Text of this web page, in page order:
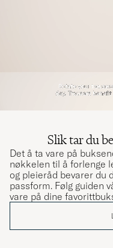
Slik tar du
Det å ta vare på
nøkkelen til å forlenge
og pleieråd bevarer du
passform. Følg guiden
vare på dine